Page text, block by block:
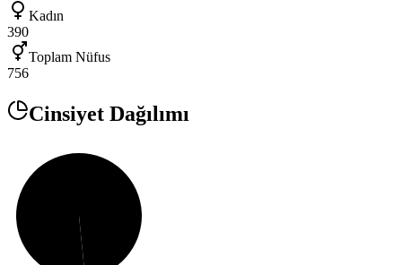
Kadın
390
Toplam Nüfus
756
Cinsiyet Dağılımı